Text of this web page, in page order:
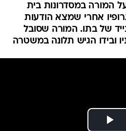
המורה במסדרונות בית
אחרי שמצא הודעות
של בתו. המורה שסובל
ובידו הגיש תלונה במשטרה